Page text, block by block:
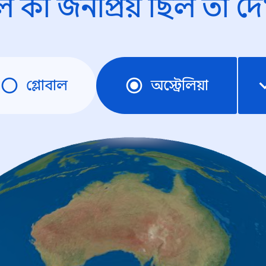
কী জনপ্রিয় ছিল তা
গ্লোবাল অস্ট্রেলিয়া